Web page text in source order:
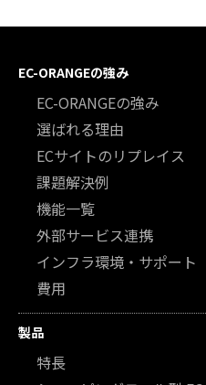
EC-ORANGEの強み
EC-ORANGEの強み
選ばれる理由
ECサイトのリプレイス
課題解決例
機能一覧
外部サービス連携
インフラ環境・サポート
費用
製品
特長